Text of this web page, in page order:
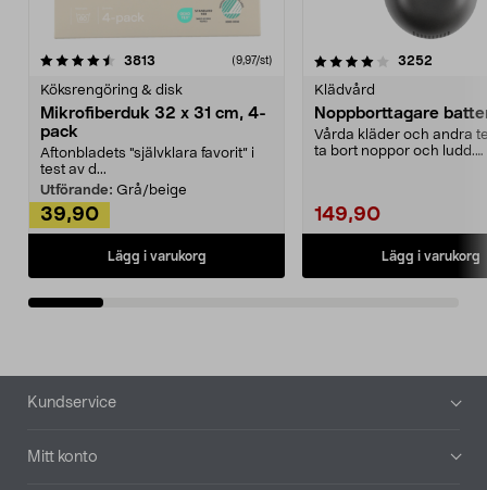
3813 (9,97/st)
Köksrengöring & disk
Mikrofiberduk 32 x 31 cm, 4-
pack
Aftonbladets "självklara favorit” i
test av d...
Utförande: Grå/beige
39,90
Lägg i varukorg
4.0av 5 stjärnor 3252
Klädvård
Noppborttagare
Vårda kläder och andra
ta bort noppor och ludd.
149,90
Lägg i varukorg
4.5av 5 stjärnor
Sidfot
Kundservice
Mitt konto